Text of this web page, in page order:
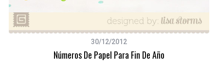
30/12/2012
Números De Papel Para Fin De Año